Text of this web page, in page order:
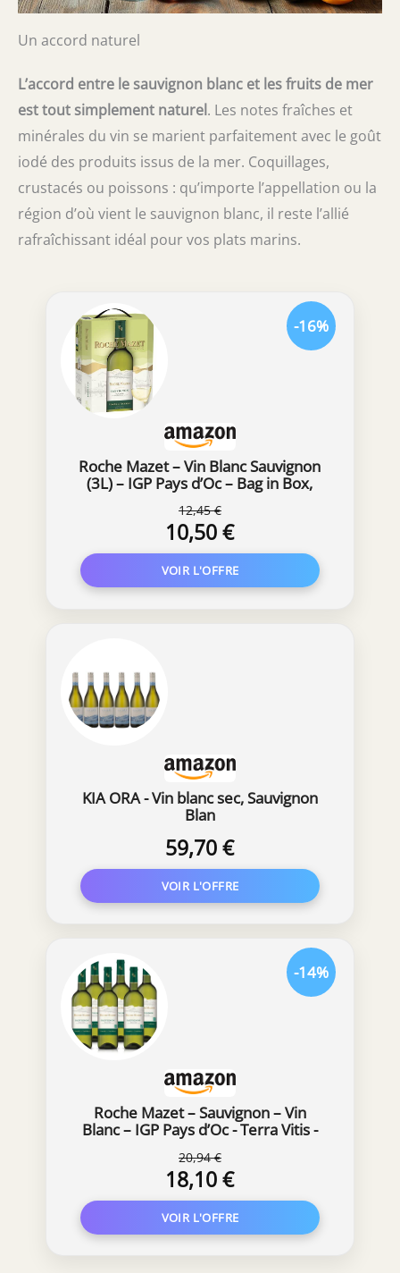
Un accord naturel
L’accord entre le sauvignon blanc et les fruits de mer
est tout simplement naturel. Les notes fraîches et
minérales du vin se marient parfaitement avec le goût
iodé des produits issus de la mer. Coquillages,
crustacés ou poissons : qu’importe l’appellation ou la
région d’où vient le sauvignon blanc, il reste l’allié
rafraîchissant idéal pour vos plats marins.
Roche Mazet – Vin Blanc Sauvignon
(3L) – IGP Pays d’Oc – Bag in Box,
Blanc, 3000 milliliters
12,45 €
10,50 €
-16%
KIA ORA - Vin blanc sec, Sauvignon
Blan
59,70 €
Roche Mazet – Sauvignon – Vin
Blanc – IGP Pays d’Oc - Terra Vitis -
20,94 €
18,10 €
-14%